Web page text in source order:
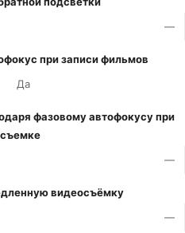
—
при записи фильмов
Да
фазовому автофокусу при
—
видеосъёмку
—